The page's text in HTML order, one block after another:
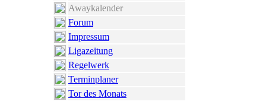
Awaykalender
Forum
Impressum
Ligazeitung
Regelwerk
Terminplaner
Tor des Monats